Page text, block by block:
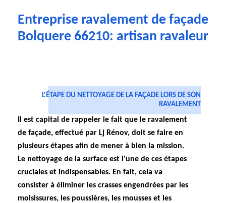
Entreprise ravalement de façade
Bolquere 66210: artisan ravaleur
L'ÉTAPE DU NETTOYAGE DE LA FAÇADE LORS DE SON
RAVALEMENT
Il est capital de rappeler le fait que le ravalement
de façade, effectué par Lj Rénov, doit se faire en
plusieurs étapes afin de mener à bien la mission.
Le nettoyage de la surface est l'une de ces étapes
cruciales et indispensables. En fait, cela va
consister à éliminer les crasses engendrées par les
moisissures, les poussières, les mousses et les